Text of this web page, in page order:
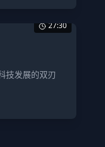
27:30
技发展的双刃